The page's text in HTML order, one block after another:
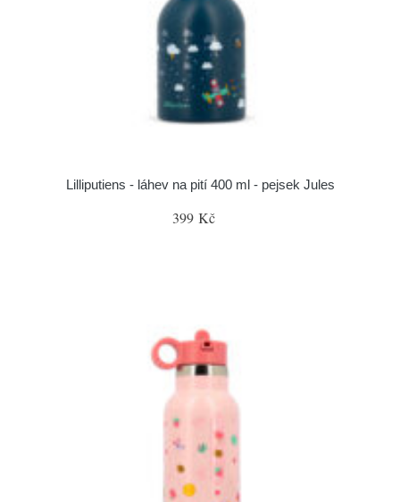
Lilliputiens - láhev na pití 400 ml - pejsek Jules
399 Kč